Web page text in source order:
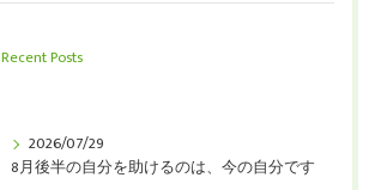
Recent Posts
2026/07/29
8月後半の自分を助けるのは、今の自分です